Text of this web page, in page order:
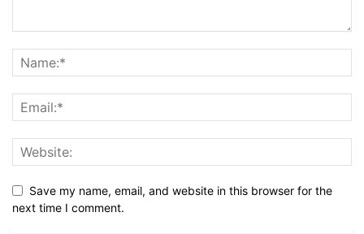
Save my name, email, and website in this browser for the
next time I comment.